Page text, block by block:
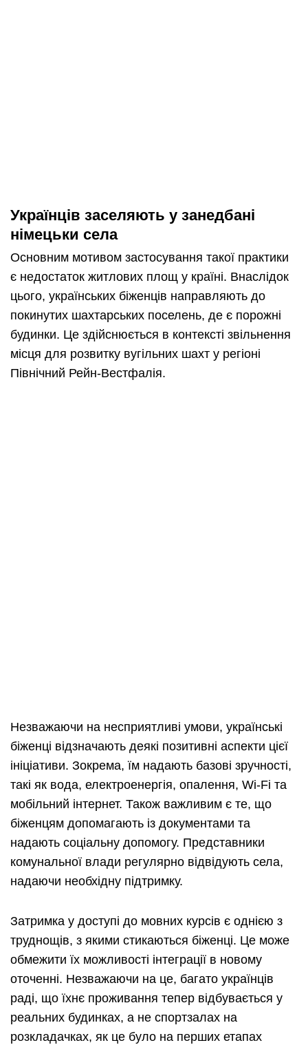
Українців заселяють у занедбані
німецьки села
Основним мотивом застосування такої практики
є недостаток житлових площ у країні. Внаслідок
цього, українських біженців направляють до
покинутих шахтарських поселень, де є порожні
будинки. Це здійснюється в контексті звільнення
місця для розвитку вугільних шахт у регіоні
Північний Рейн-Вестфалія.
Незважаючи на несприятливі умови, українські
біженці відзначають деякі позитивні аспекти цієї
ініціативи. Зокрема, їм надають базові зручності,
такі як вода, електроенергія, опалення, Wi-Fi та
мобільний інтернет. Також важливим є те, що
біженцям допомагають із документами та
надають соціальну допомогу. Представники
комунальної влади регулярно відвідують села,
надаючи необхідну підтримку.
Затримка у доступі до мовних курсів є однією з
труднощів, з якими стикаються біженці. Це може
обмежити їх можливості інтеграції в новому
оточенні. Незважаючи на це, багато українців
раді, що їхнє проживання тепер відбувається у
реальних будинках, а не спортзалах на
розкладачках, як це було на перших етапах